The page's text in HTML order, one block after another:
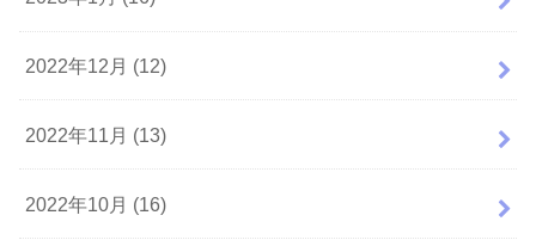
2022年12月 (12)
2022年11月 (13)
2022年10月 (16)